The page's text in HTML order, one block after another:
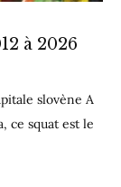
à 2026
slovène A
ce squat est le